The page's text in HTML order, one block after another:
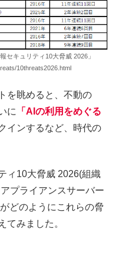
セキュリティ10大脅威 2026」
10threats2026.html
を眺めると、不動の
に
「AIの利用をめぐる
インするなど、時代の
ィ10大脅威 2026(組織
プライアンスサーバー
がどのようにこれらの脅
てみました。